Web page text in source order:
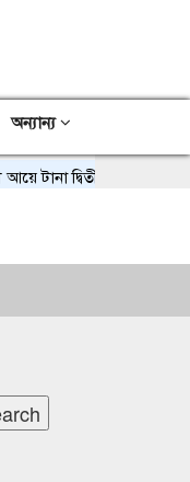
অন্যান্য
দ্বিতীয় মাসেও ৩ বিলিয়ন